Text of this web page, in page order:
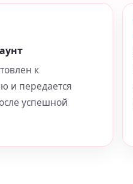
к
и передается
успешной